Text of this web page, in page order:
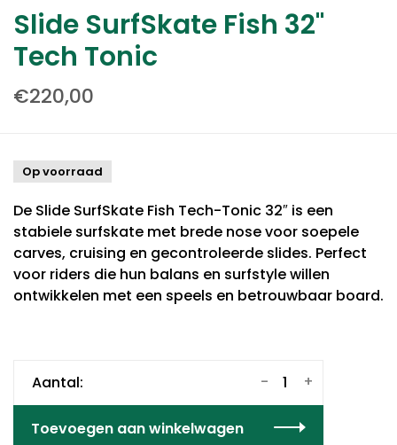
Slide SurfSkate Fish 32"
Tech Tonic
€220,00
Op voorraad
De Slide SurfSkate Fish Tech-Tonic 32″ is een
stabiele surfskate met brede nose voor soepele
carves, cruising en gecontroleerde slides. Perfect
voor riders die hun balans en surfstyle willen
ontwikkelen met een speels en betrouwbaar board.
Aantal: +
-
Toevoegen aan winkelwagen